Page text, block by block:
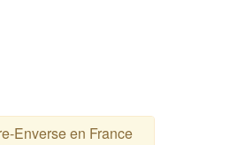
Enverse en France